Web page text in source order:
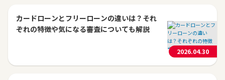
カードローンとフリーローンの違いは？それ
ぞれの特徴や気になる審査についても解説
2026.04.30